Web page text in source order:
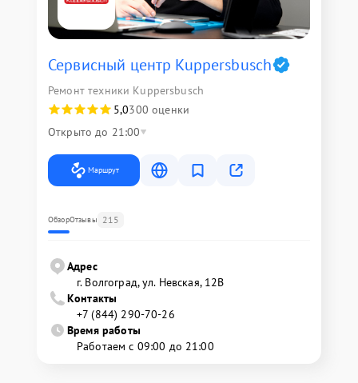
Сервисный центр Kuppersbusch
Ремонт техники Kuppersbusch
5,0300 оценки
Открыто до 21:00
Маршрут
ОбзорОтзывы 215
Адрес
г. Волгоград, ул. Невская, 12В
Контакты
+7 (844) 290-70-26
Время работы
Работаем с 09:00 до 21:00